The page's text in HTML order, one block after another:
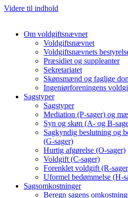
Videre til indhold
Om voldgiftsnævnet
Voldgiftsnævnet
Voldgiftsnævnets
Præsidiet og suppleanter
Sekretariatet
Skønsmænd og faglige
Ingeniørforeningens
Sagstyper
Sagstyper
Mediation (P-sager) og
Syn og skøn (A- og B-
Sagkyndig beslutning og
(G-sager)
Hurtig afgørelse (O-sager)
Voldgift (C-sager)
Forenklet voldgift (R-
Uformel bedømmelse (H-
Sagsomkostninger
Beregn sagens